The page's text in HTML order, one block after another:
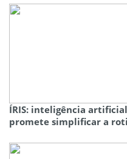
ÍRIS: inteligência
promete simplificar a